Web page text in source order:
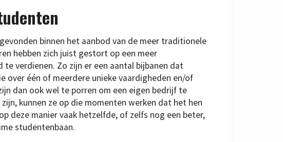
binnen het aanbod van de meer traditionele
hebben zich juist gestort op een meer
verdienen. Zo zijn er een aantal bijbanen dat
één of meerdere unieke vaardigheden en/of
dan ook wel te porren om een eigen bedrijf te
kunnen ze op die momenten werken dat het hen
deze manier vaak hetzelfde, of zelfs nog een beter,
studentenbaan.